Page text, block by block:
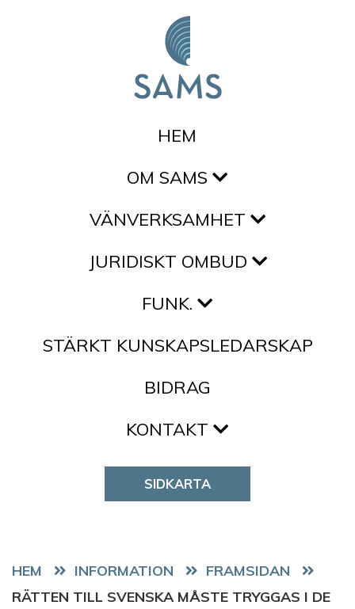
HEM
OM SAMS
VÄNVERKSAMHET
JURIDISKT OMBUD
FUNK.
STÄRKT KUNSKAPSLEDARSKAP
BIDRAG
KONTAKT
SIDKARTA
HEM
FRAMSIDAN
RÄTTEN TILL SVENSKA MÅSTE TRYGGAS I DE